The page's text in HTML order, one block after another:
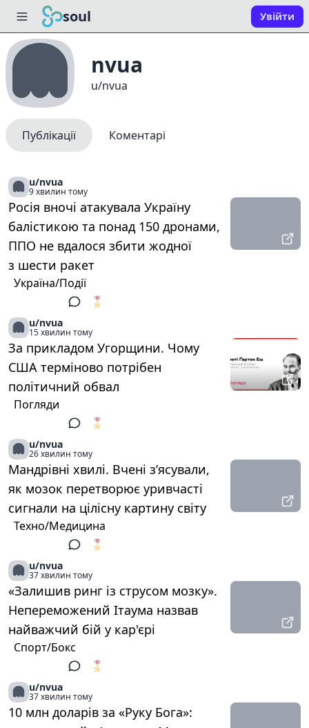
soul Увійти
nvua
u/nvua
Публікації Коментарі
u/nvua
9 хвилин тому
Росія вночі атакувала Україну
балістикою та понад 150 дронами,
ППО не вдалося збити жодної
з шести ракет
Україна/Події
🎖️
u/nvua
15 хвилин тому
За прикладом Угорщини. Чому
США терміново потрібен
політичний обвал
Погляди
🎖️
u/nvua
26 хвилин тому
Мандрівні хвилі. Вчені з’ясували,
як мозок перетворює уривчасті
сигнали на цілісну картину світу
Техно/Медицина
🎖️
u/nvua
37 хвилин тому
«Залишив ринг із струсом мозку».
Непереможений Ітаума назвав
найважчий бій у кар'єрі
Спорт/Бокс
🎖️
u/nvua
37 хвилин тому
10 млн доларів за «Руку Бога»: